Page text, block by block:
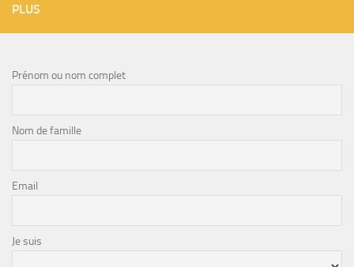
PLUS
Prénom ou nom complet
Nom de famille
Email
Je suis